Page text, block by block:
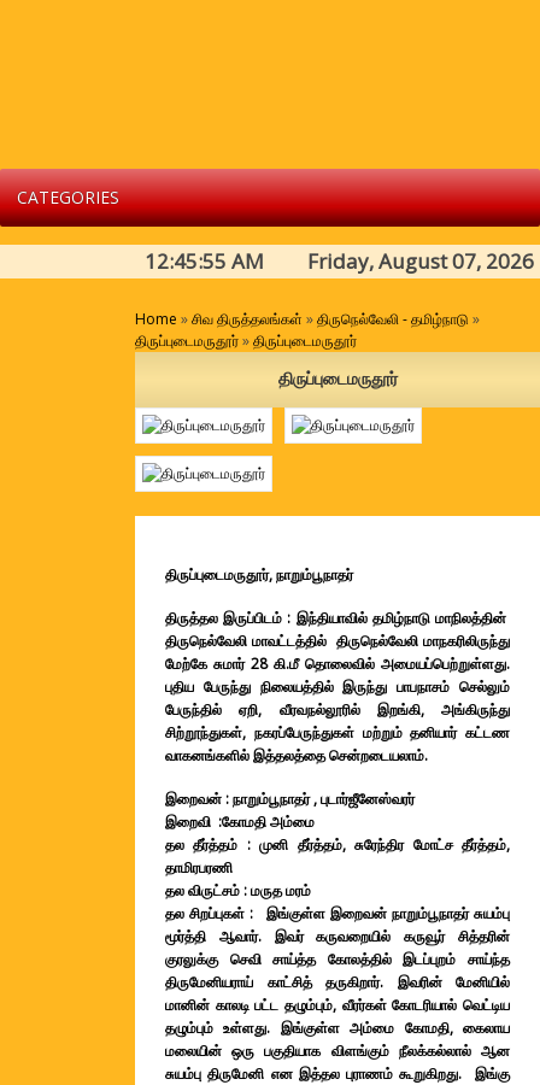
CATEGORIES
12:45:56 AM Friday, August 07, 2026
Home »சிவ திருத்தலங்கள் »திருநெல்வேலி - தமிழ்நாடு »
திருப்புடைமருதூர்»திருப்புடைமருதூர்
திருப்புடைமருதூர்
திருப்புடைமருதூர், நாறும்பூநாதர்
திருத்தல இருப்பிடம் : இந்தியாவில் தமிழ்நாடு மாநிலத்தின்
திருநெல்வேலி மாவட்டத்தில் திருநெல்வேலி மாநகரிலிருந்து
மேற்கே சுமார் 28 கி.மீ தொலைவில் அமையப்பெற்றுள்ளது.
புதிய பேருந்து நிலையத்தில் இருந்து பாபநாசம் செல்லும்
பேருந்தில் ஏறி, வீரவநல்லூரில் இறங்கி, அங்கிருந்து
சிற்றூந்துகள், நகரப்பேருந்துகள் மற்றும் தனியார் கட்டண
வாகனங்களில் இத்தலத்தை சென்றடையலாம்.
இறைவன் : நாறும்பூநாதர் , புடார்ஜீனேஸ்வரர்
இறைவி :கோமதி அம்மை
தல தீர்த்தம் : முனி தீர்த்தம், சுரேந்திர மோட்ச தீர்த்தம்,
தாமிரபரணி
தல விருட்சம் : மருத மரம்
தல சிறப்புகள் : இங்குள்ள இறைவன் நாறும்பூநாதர் சுயம்பு
மூர்த்தி ஆவார். இவர் கருவறையில் கருவூர் சித்தரின்
குரலுக்கு செவி சாய்த்த கோலத்தில் இடப்புறம் சாய்ந்த
திருமேனியராய் காட்சித் தருகிறார். இவரின் மேனியில்
மானின் காலடி பட்ட தழும்பும், வீரர்கள் கோடரியால் வெட்டிய
தழும்பும் உள்ளது. இங்குள்ள அம்மை கோமதி, கைலாய
மலையின் ஒரு பகுதியாக விளங்கும் நீலக்கல்லால் ஆன
சுயம்பு திருமேனி என இத்தல புராணம் கூறுகிறது. இங்கு